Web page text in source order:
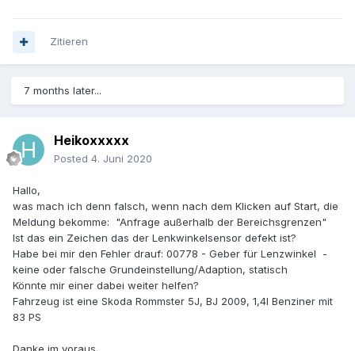
Zitieren
7 months later...
Heikoxxxxx
Posted 4. Juni 2020
Hallo,
was mach ich denn falsch, wenn nach dem Klicken auf Start, die
Meldung bekomme: "Anfrage außerhalb der Bereichsgrenzen"
Ist das ein Zeichen das der Lenkwinkelsensor defekt ist?
Habe bei mir den Fehler drauf: 00778 - Geber für Lenzwinkel -
keine oder falsche Grundeinstellung/Adaption, statisch
Könnte mir einer dabei weiter helfen?
Fahrzeug ist eine Skoda Rommster 5J, BJ 2009, 1,4l Benziner mit
83 PS